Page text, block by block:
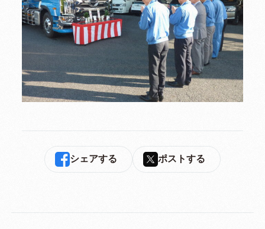
シェアする ポストする